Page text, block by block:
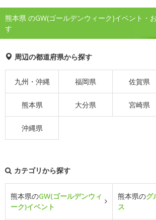
熊本県 のGW(ゴールデンウィーク)イベント・
す
周辺の都道府県から探す
九州・沖縄 福岡県 佐賀県
熊本県 大分県 宮崎県
沖縄県
カテゴリから探す
熊本県のGW(ゴールデンウィ
ーク)イベント
熊本県のグ
ス